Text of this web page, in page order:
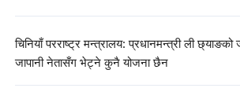
चिनियाँ परराष्ट्र मन्त्रालय: प्रधानमन्त्री ली
जापानी नेतासँग भेट्ने कुनै योजना छैन